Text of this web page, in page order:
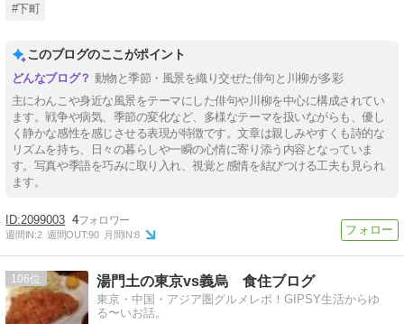
#下町
このブログのここがポイント
動物と季節・風景を織り交ぜた俳句と川柳が多彩
主にわんこや身近な風景をテーマにした俳句や川柳を中心に構成されてい
ます。戦争や病気、季節の変化など、多様なテーマを扱いながらも、優し
く静かな感性を感じさせる表現が特徴です。文章は親しみやすくも詩的な
リズムを持ち、日々の暮らしや一瞬の心情に寄り添う内容となっていま
す。写真や季語を巧みに取り入れ、視覚と感情を結びつける工夫も見られ
ます。
2099003 4
週間IN:2 週間OUT:90 月間IN:8
106 湯門土の東京vs義烏 食住ブログ
東京・中国・アジア圏グルメレポ！GIPSY生活からゆ
る〜いお話。